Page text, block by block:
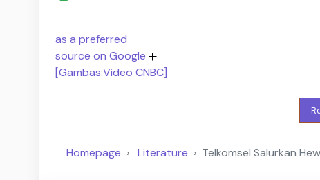
as a preferred
source on Google
[Gambas:Video CNBC]
Homepage Literature Telkomsel Salurkan